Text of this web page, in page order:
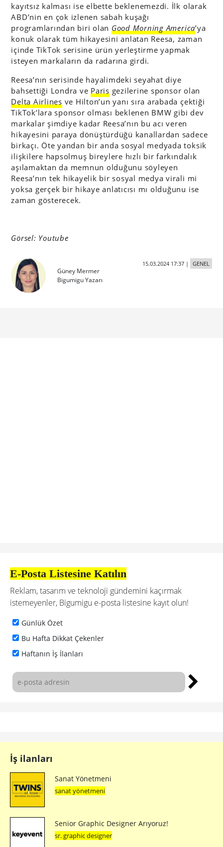
kayıtsız kalması ise elbette beklenemezdi. İlk olarak
ABD’nin en çok izlenen sabah kuşağı
programlarından biri olan Good Morning America’ya
konuk olarak tüm hikayesini anlatan Reesa, zaman
içinde TikTok serisine ürün yerleştirme yapmak
isteyen markaların da radarına girdi.
Reesa’nın serisinde hayalimdeki seyahat diye
bahsettiği Londra ve Paris gezilerine sponsor olan
Delta Airlines ve Hilton’un yanı sıra arabada çektiği
TikTok’lara sponsor olması beklenen BMW gibi dev
markalar şimdiye kadar Reesa’nın bu acı veren
hikayesini paraya dönüştürdüğü kanallardan sadece
birkaçı. Öte yandan bir anda sosyal medyada toksik
ilişkilere hapsolmuş bireylere hızlı bir farkındalık
aşılamaktan da memnun olduğunu söyleyen
Reesa’nın tek hikayelik bir sosyal medya virali mi
yoksa gerçek bir hikaye anlatıcısı mı olduğunu ise
zaman gösterecek.
Görsel: Youtube
Güney Mermer
Bigumigu Yazarı
15.03.2024 17:37| GENEL
E-Posta Listesine Katılın
Reklam, tasarım ve teknoloji gündemini kaçırmak
istemeyenler, Bigumigu e-posta listesine kayıt olun!
Günlük Özet
Bu Hafta Dikkat Çekenler
Haftanın İş İlanları
İş ilanları
Sanat Yönetmeni
sanat yönetmeni
Senior Graphic Designer Arıyoruz!
sr. graphic designer